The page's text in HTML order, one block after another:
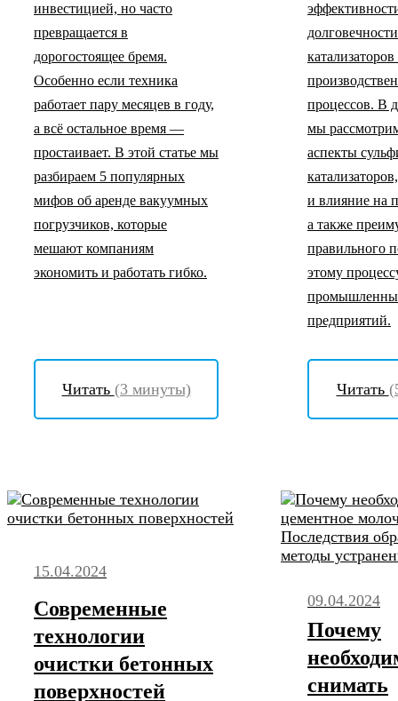
инвестицией, но часто
превращается в
дорогостоящее бремя.
Особенно если техника
работает пару месяцев в году,
а всё остальное время —
простаивает. В этой статье мы
разбираем 5 популярных
мифов об аренде вакуумных
погрузчиков, которые
мешают компаниям
экономить и работать гибко.
Читать (3 минуты)
долговечности
процессов. В
мы
аспекты
и влияние на
а также
правильного
этому
предприятий.
Читать
15.04.2024
Современные
технологии
очистки бетонных
поверхностей
09.04.2024
Почему
снимать